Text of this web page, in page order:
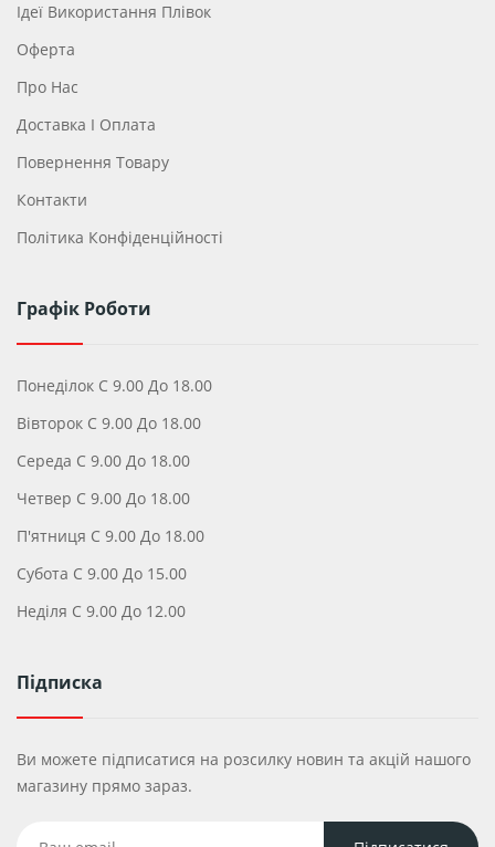
Ідеї ​​використання Плівок
Оферта
Про Нас
Доставка І Оплата
Повернення Товару
Контакти
Політика Конфіденційності
Графік Роботи
Понеділок С 9.00 До 18.00
Вівторок С 9.00 До 18.00
Середа С 9.00 До 18.00
Четвер С 9.00 До 18.00
П'ятниця С 9.00 До 18.00
Субота С 9.00 До 15.00
Неділя С 9.00 До 12.00
Підписка
Ви можете підписатися на розсилку новин та акцій нашого
магазину прямо зараз.